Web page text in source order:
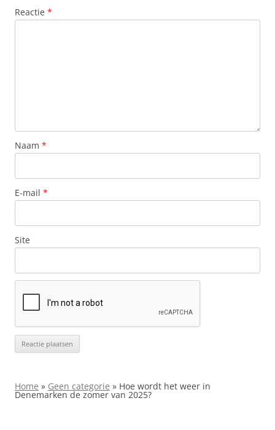
Reactie *
Naam *
E-mail *
Site
Home » Geen categorie » Hoe wordt het weer in
Denemarken de zomer van 2025?